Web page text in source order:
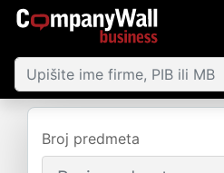
Broj predmeta